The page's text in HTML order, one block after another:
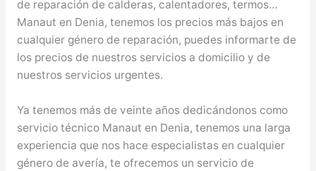
de reparación de calderas, calentadores, termos…
Manaut en Denia, tenemos los precios más bajos en
cualquier género de reparación, puedes informarte de
los precios de nuestros servicios a domicilio y de
nuestros servicios urgentes.
Ya tenemos más de veinte años dedicándonos como
servicio técnico Manaut en Denia, tenemos una larga
experiencia que nos hace especialistas en cualquier
género de avería, te ofrecemos un servicio de